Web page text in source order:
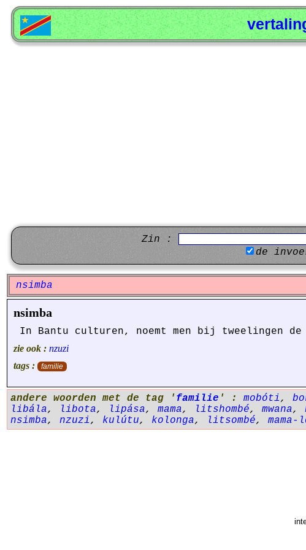
Zin :
de
nsimba
nsimba
In Bantu culturen, noemt men bij tweelingen de
zie ook : nzuzi
tags :
familie
andere woorden met de tag ' familie ' : mobóti,
libála, libota, lipása, mama, litshombé, mwana,
nsimba, nzuzi, kulútu, kolonga, litsombé,